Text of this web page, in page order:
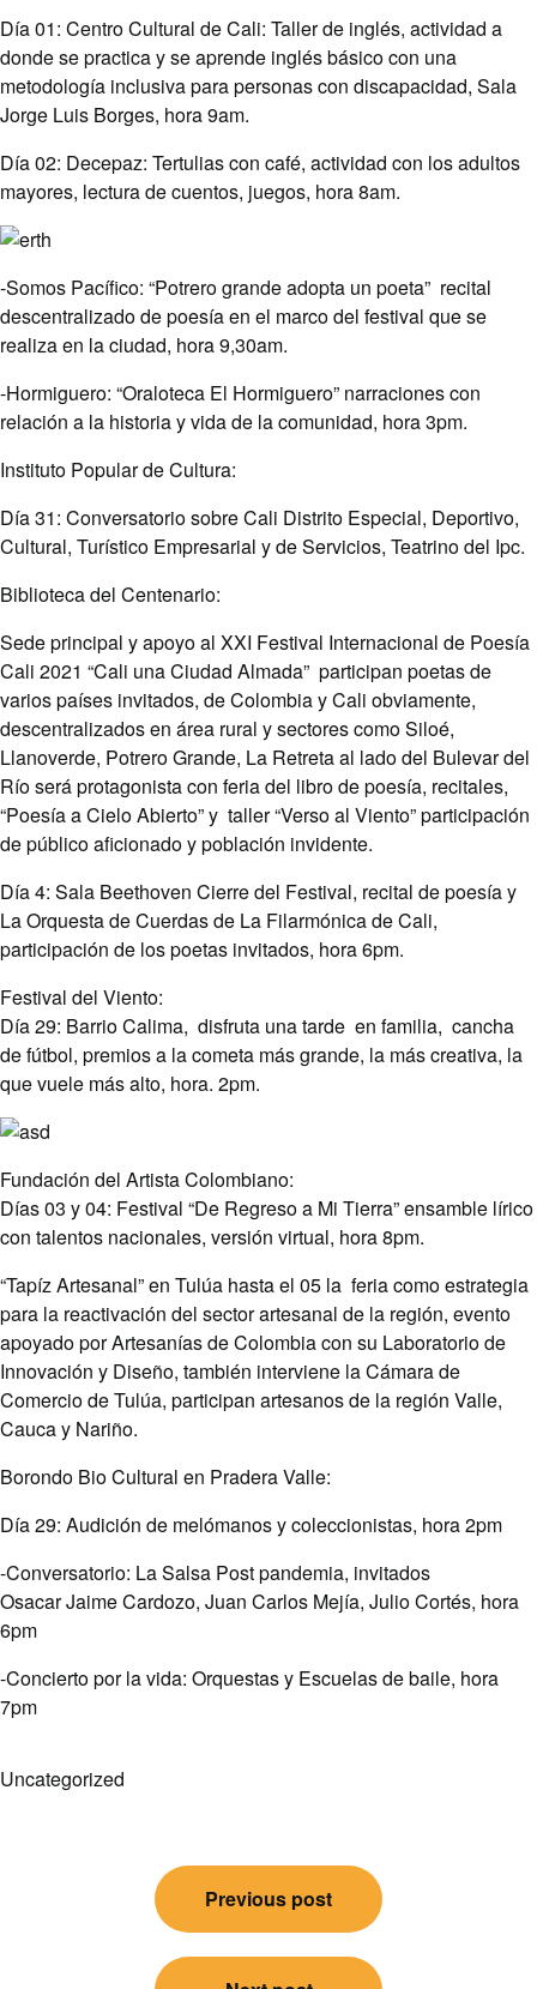
Día 01: Centro Cultural de Cali: Taller de inglés, actividad a
donde se practica y se aprende inglés básico con una
metodología inclusiva para personas con discapacidad, Sala
Jorge Luis Borges, hora 9am.
Día 02: Decepaz: Tertulias con café, actividad con los adultos
mayores, lectura de cuentos, juegos, hora 8am.
-Somos Pacífico: “Potrero grande adopta un poeta” recital
descentralizado de poesía en el marco del festival que se
realiza en la ciudad, hora 9,30am.
-Hormiguero: “Oraloteca El Hormiguero” narraciones con
relación a la historia y vida de la comunidad, hora 3pm.
Instituto Popular de Cultura:
Día 31: Conversatorio sobre Cali Distrito Especial, Deportivo,
Cultural, Turístico Empresarial y de Servicios, Teatrino del Ipc.
Biblioteca del Centenario:
Sede principal y apoyo al XXI Festival Internacional de Poesía
Cali 2021 “Cali una Ciudad Almada” participan poetas de
varios países invitados, de Colombia y Cali obviamente,
descentralizados en área rural y sectores como Siloé,
Llanoverde, Potrero Grande, La Retreta al lado del Bulevar del
Río será protagonista con feria del libro de poesía, recitales,
“Poesía a Cielo Abierto” y taller “Verso al Viento” participación
de público aficionado y población invidente.
Día 4: Sala Beethoven Cierre del Festival, recital de poesía y
La Orquesta de Cuerdas de La Filarmónica de Cali,
participación de los poetas invitados, hora 6pm.
Festival del Viento:
Día 29: Barrio Calima, disfruta una tarde en familia, cancha
de fútbol, premios a la cometa más grande, la más creativa, la
que vuele más alto, hora. 2pm.
Fundación del Artista Colombiano:
Días 03 y 04: Festival “De Regreso a Mi Tierra” ensamble lírico
con talentos nacionales, versión virtual, hora 8pm.
“Tapíz Artesanal” en Tulúa hasta el 05 la feria como estrategia
para la reactivación del sector artesanal de la región, evento
apoyado por Artesanías de Colombia con su Laboratorio de
Innovación y Diseño, también interviene la Cámara de
Comercio de Tulúa, participan artesanos de la región Valle,
Cauca y Nariño.
Borondo Bio Cultural en Pradera Valle:
Día 29: Audición de melómanos y coleccionistas, hora 2pm
-Conversatorio: La Salsa Post pandemia, invitados
Osacar Jaime Cardozo, Juan Carlos Mejía, Julio Cortés, hora
6pm
-Concierto por la vida: Orquestas y Escuelas de baile, hora
7pm
Uncategorized
Previous post